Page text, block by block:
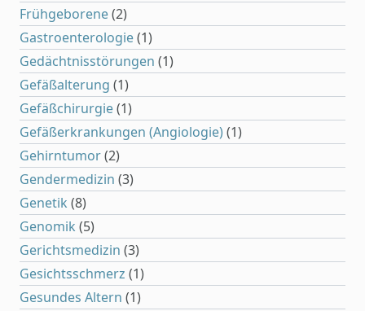
Frühgeborene(2)
Gastroenterologie(1)
Gedächtnisstörungen (1)
Gefäßalterung (1)
Gefäßchirurgie(1)
Gefäßerkrankungen (Angiologie)(1)
Gehirntumor(2)
Gendermedizin (3)
Genetik (8)
Genomik (5)
Gerichtsmedizin (3)
Gesichtsschmerz (1)
Gesundes Altern (1)